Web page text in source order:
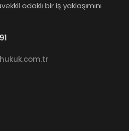
odaklı bir iş yaklaşımını